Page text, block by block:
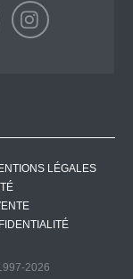
LÉGALES
2026